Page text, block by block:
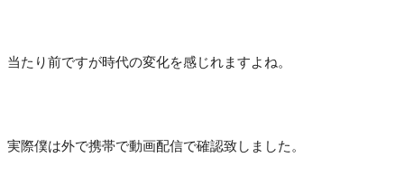
当たり前ですが時代の変化を感じれますよね。
実際僕は外で携帯で動画配信で確認致しました。